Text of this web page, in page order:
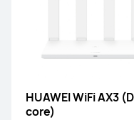
HUAWEI WiFi AX3
core)